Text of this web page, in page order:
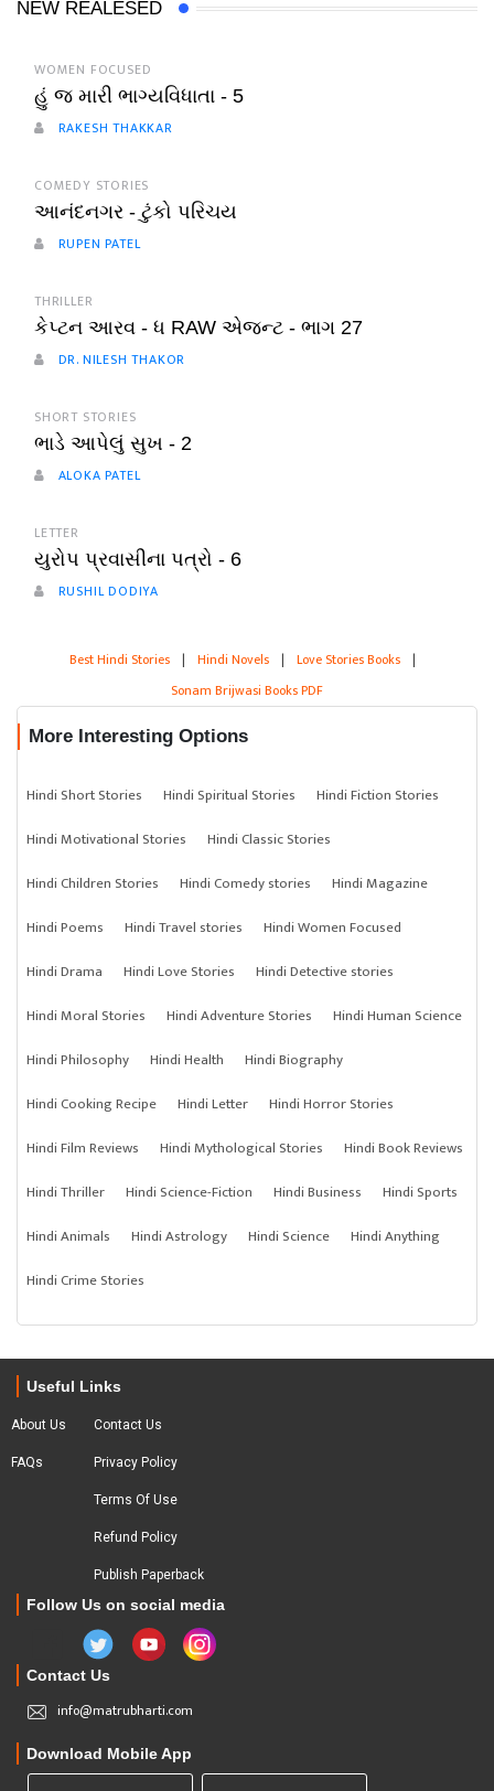
NEW REALESED
WOMEN FOCUSED
હું જ મારી ભાગ્યવિધાતા - 5
RAKESH THAKKAR
COMEDY STORIES
આનંદનગર - ટુંકો પરિચય
RUPEN PATEL
THRILLER
કેપ્ટન આરવ - ધ RAW એજન્ટ - ભાગ 27
DR. NILESH THAKOR
SHORT STORIES
ભાડે આપેલું સુખ - 2
ALOKA PATEL
LETTER
યુરોપ પ્રવાસીના પત્રો - 6
RUSHIL DODIYA
Best Hindi Stories | Hindi Novels | Love Stories Books |
Sonam Brijwasi Books PDF
More Interesting Options
Hindi Short Stories Hindi Spiritual Stories
Hindi Fiction Stories
Hindi Motivational Stories
Hindi Classic Stories
Hindi Children Stories
Hindi Comedy stories
Hindi Magazine
Hindi Poems
Hindi Travel stories
Hindi Women Focused
Hindi Drama
Hindi Love Stories
Hindi Detective stories
Hindi Moral Stories
Hindi Adventure Stories
Hindi Human Science
Hindi Philosophy
Hindi Health
Hindi Biography
Hindi Cooking Recipe
Hindi Letter
Hindi Horror Stories
Hindi Film Reviews
Hindi Mythological Stories
Hindi Book Reviews
Hindi Thriller
Hindi Science-Fiction Hindi Business
Hindi Sports
Hindi Animals
Hindi Astrology Hindi Science
Hindi Anything
Hindi Crime Stories
Useful Links
About Us
FAQs
Contact Us
Privacy Policy
Terms Of Use
Refund Policy
Publish Paperback
Follow Us on social media
Contact Us
info@matrubharti.com
Download Mobile App